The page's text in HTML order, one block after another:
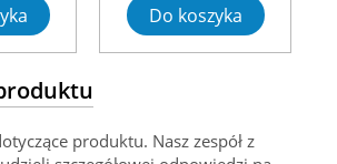
Do koszyka
produktu. Nasz zespół z